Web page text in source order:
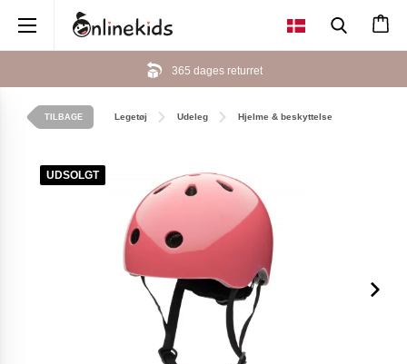
365 dages returret
TILBAGE Legetøj Udeleg Hjelme & beskyttelse
UDSOLGT